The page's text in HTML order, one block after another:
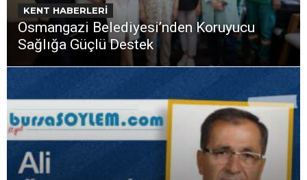
KENT HABERLERİ
Osmangazi Belediyesi’nden Koruyucu
Sağlığa Güçlü Destek